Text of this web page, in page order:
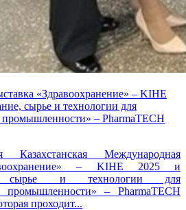
«Здравоохранение» – KIHE
сырье и технологии для
промышленности» – PharmaTECH
Международная
– KIHE 2025 и
сырье и технологии для
промышленности» – PharmaTECH
проходит...